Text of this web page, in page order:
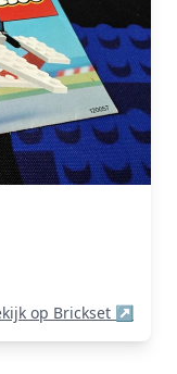
op Brickset ↗